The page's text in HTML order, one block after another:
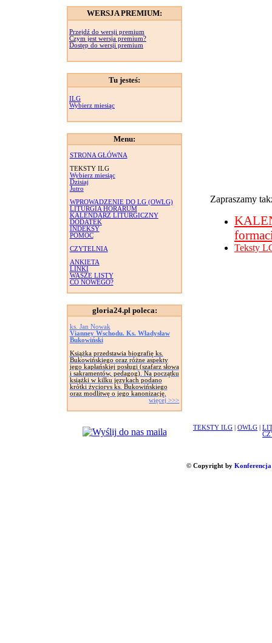
WERSJA PREMIUM:
Przejdź do wersji premium
Czym jest wersja premium?
Dostęp do wersji premium
Tu jesteś:
ILG
Wybierz miesiąc
Menu:
STRONA GŁÓWNA
TEKSTY ILG
Wybierz miesiąc
Dzisiaj
Jutro
WPROWADZENIE DO LG (OWLG)
LITURGIA HORARUM
KALENDARZ LITURGICZNY
DODATEK
INDEKSY
POMOC
CZYTELNIA
ANKIETA
LINKI
WASZE LISTY
CO NOWEGO?
gloria24.pl poleca:
ks. Jan Nowak
Vianney Wschodu. Ks. Władysław
Bukowiński
Książka przedstawia biografię ks.
Bukowińskiego oraz różne aspekty
jego kapłańskiej posługi (szafarz słowa
i sakramentów, pedagog). Na początku
książki w kilku językach podano
krótki życiorys ks. Bukowińskiego
oraz modlitwę o jego kanonizację.
więcej >>>
Zapraszamy
Teksty
TEKSTY ILG OWLG
© Copyright by Konferencja